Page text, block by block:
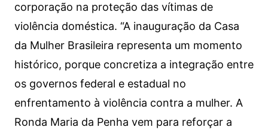
corporação na proteção das vítimas de
violência doméstica. “A inauguração da Casa
da Mulher Brasileira representa um momento
histórico, porque concretiza a integração entre
os governos federal e estadual no
enfrentamento à violência contra a mulher. A
Ronda Maria da Penha vem para reforçar a